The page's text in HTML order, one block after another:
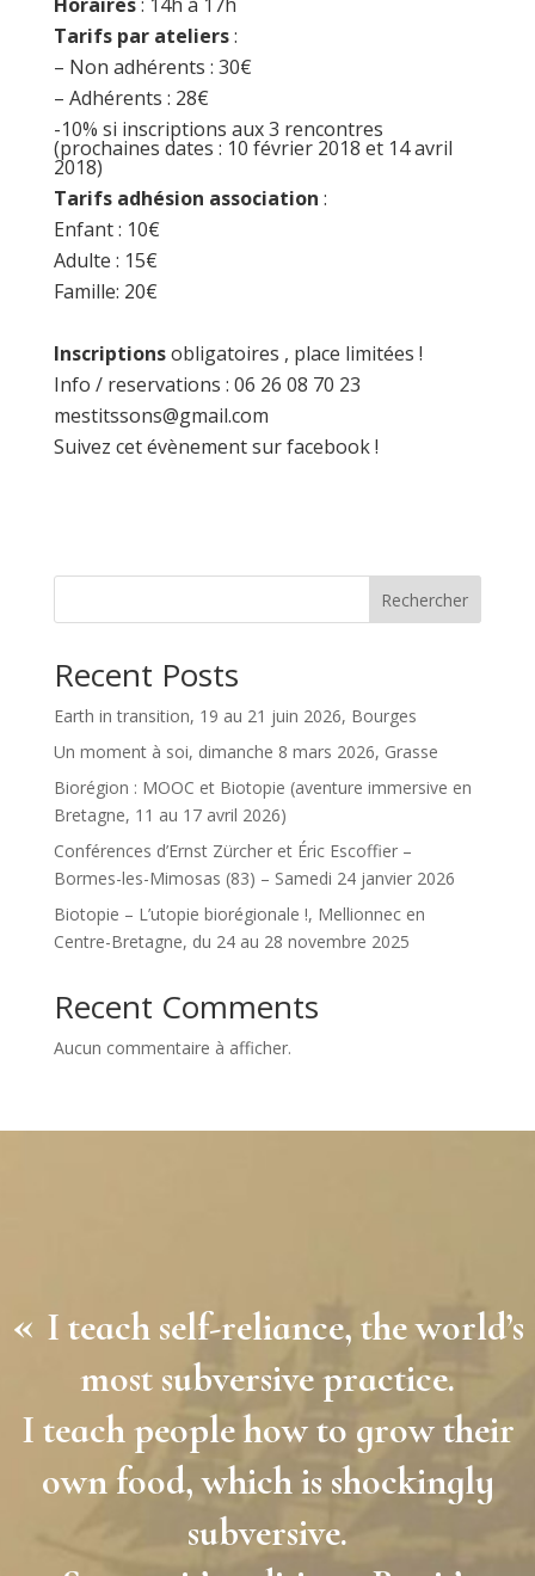
Tarifs par ateliers:
– Non adhérents : 30€
– Adhérents : 28€
-10% si inscriptions aux 3 rencontres
(prochaines dates : 10 février 2018 et 14 avril
2018)
Tarifs adhésion association :
Enfant : 10€
Adulte : 15€
Famille: 20€
Inscriptionsobligatoires , place limitées !
Info / reservations : 06 26 08 70 23
mestitssons@gmail.com
Suivez cet évènement surfacebook!
Rechercher
Recent Posts
Earth in transition, 19 au 21 juin 2026, Bourges
Un moment à soi, dimanche 8 mars 2026, Grasse
Biorégion : MOOC et Biotopie (aventure immersive en
Bretagne, 11 au 17 avril 2026)
Conférences d’Ernst Zürcher et Éric Escoffier –
Bormes-les-Mimosas (83) – Samedi 24 janvier 2026
Biotopie – L’utopie biorégionale !, Mellionnec en
Centre-Bretagne, du 24 au 28 novembre 2025
Recent Comments
Aucun commentaire à afficher.
« I teach self-reliance, the world’s
most subversive practice.
I teach people how to grow their
own food, which is shockingly
subversive.